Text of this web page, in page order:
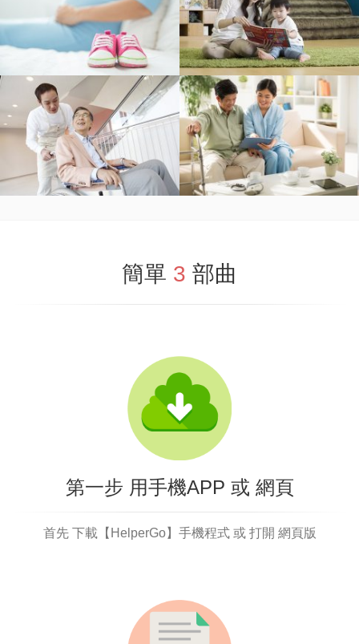
陪診 (護理幫) 護理服務 (護理幫)
簡單 3 部曲
第一步 用手機APP 或 網頁
首先 下載【HelperGo】手機程式 或 打開 網頁版